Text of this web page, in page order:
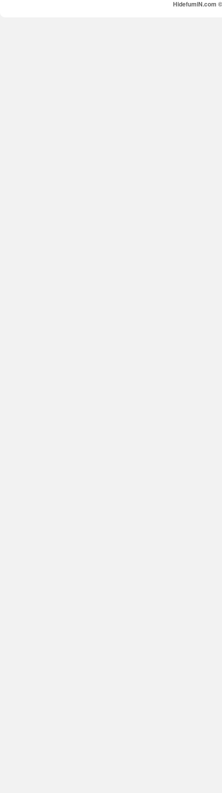
HidefumiN.com